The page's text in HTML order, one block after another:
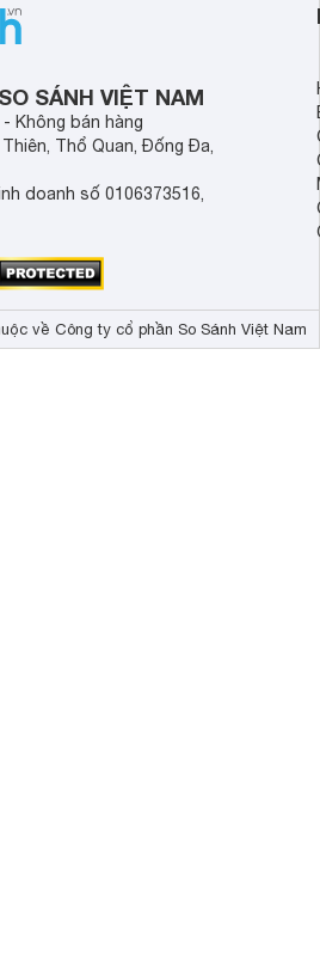
SÁNH VIỆT NAM
Không bán hàng
Thổ Quan, Đống Đa,
doanh số 0106373516,
về Công ty cổ phần So Sánh Việt Nam